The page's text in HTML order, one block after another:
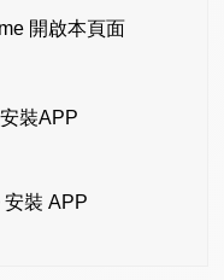
開啟本頁面
裝APP
安裝 APP